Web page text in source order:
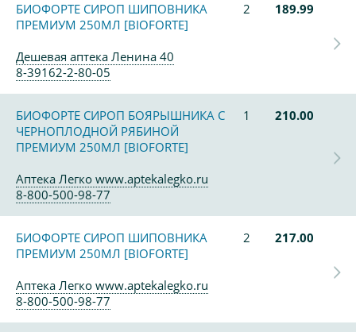
БИОФОРТЕ СИРОП ШИПОВНИКА
ПРЕМИУМ 250МЛ [BIOFORTE]
2 189.99
Дешевая аптека Ленина 40
8-39162-2-80-05
БИОФОРТЕ СИРОП БОЯРЫШНИКА С
ЧЕРНОПЛОДНОЙ РЯБИНОЙ
ПРЕМИУМ 250МЛ [BIOFORTE]
1 210.00
Аптека Легко www.aptekalegko.ru
8-800-500-98-77
БИОФОРТЕ СИРОП ШИПОВНИКА
ПРЕМИУМ 250МЛ [BIOFORTE]
2 217.00
Аптека Легко www.aptekalegko.ru
8-800-500-98-77